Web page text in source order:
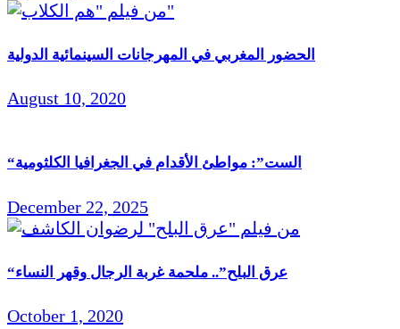
الحضور المغربي في المهرجانات السينمائية الدولية
August 10, 2020
“الست”: مواطئ الأقدام في الجغرافيا الكلثومية
December 22, 2025
“عرق البلح”.. ملحمة غربة الرجال وقهر النساء
October 1, 2020